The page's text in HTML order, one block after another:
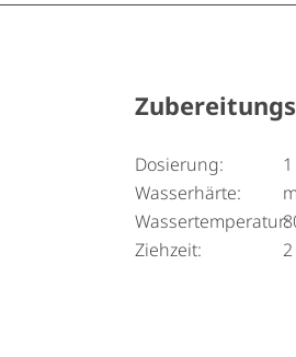
Dosierung:
Wasserhärte:
Wassertemperatur:
Ziehzeit: